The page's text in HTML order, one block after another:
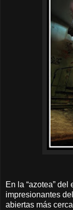
En la “azotea”
impresionantes
abiertas más